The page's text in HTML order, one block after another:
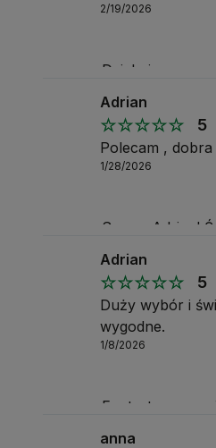
Dziękujemy za
2/19/2026
Super, Adrian!
Adrian
5
Polecam ,
1/28/2026
Fantastyczna
Adrian
5
Duży wybór i
wygodne.
1/8/2026
anna